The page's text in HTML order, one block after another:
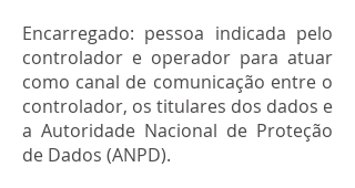
Encarregado: pessoa indicada pelo
controlador e operador para atuar
como canal de comunicação entre o
controlador, os titulares dos dados e
a Autoridade Nacional de Proteção
de Dados (ANPD).